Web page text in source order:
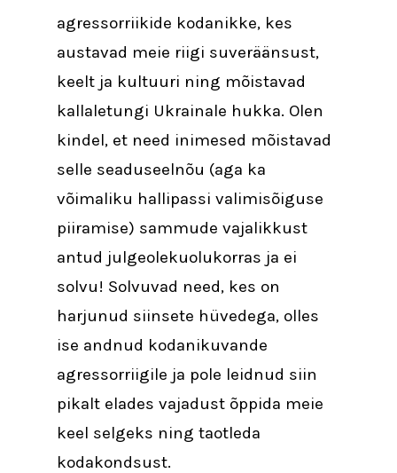
agressorriikide kodanikke, kes
austavad meie riigi suveräänsust,
keelt ja kultuuri ning mõistavad
kallaletungi Ukrainale hukka. Olen
kindel, et need inimesed mõistavad
selle seaduseelnõu (aga ka
võimaliku hallipassi valimisõiguse
piiramise) sammude vajalikkust
antud julgeolekuolukorras ja ei
solvu! Solvuvad need, kes on
harjunud siinsete hüvedega, olles
ise andnud kodanikuvande
agressorriigile ja pole leidnud siin
pikalt elades vajadust õppida meie
keel selgeks ning taotleda
kodakondsust.